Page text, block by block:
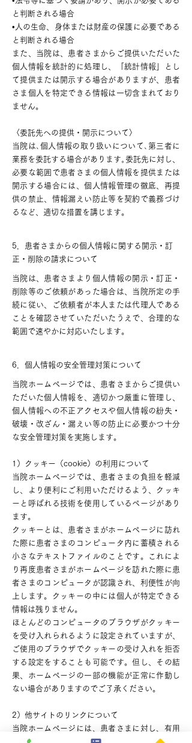
と判断される場合
•人の生命、身体または財産の保護に必要である
と判断される場合
また、当院は、患者さまからご提供いただいた
個人情報を統計的に処理し、「統計情報」とし
て提供または開示する場合がありますが、患者
さま個人を特定できる情報は一切含まれており
ません。
〈委託先への提供・開示について〉
当院は､個人情報の取り扱いについて､第三者に
業務を委託する場合があります｡委託先に対し、
必要な範囲で患者さまの個人情報を提供または
開示する場合には、個人情報管理の徹底、再提
供の禁止、情報漏えい防止等を契約で義務づけ
るなど、適切な措置を講じます。
5．患者さまからの個人情報に関する開示・訂
正・削除の請求について
当院は、患者さまより個人情報の開示・訂正・
削除等のご依頼があった場合は、当院所定の手
続に従い、ご依頼者が本人または代理人である
ことを確認させていただいたうえで、合理的な
範囲で速やかに対応いたします。
6．個人情報の安全管理対策について
当院ホームページでは、患者さまからご提供い
ただいた個人情報を、適切かつ厳重に管理し、
個人情報への不正アクセスや個人情報の紛失・
破壊・改ざん・漏えい等の防止に必要かつ十分
な安全管理対策を実施します。
1）クッキー（cookie）の利用について
当院ホームページでは、患者さまの負担を軽減
し、より便利にご利用いただけるよう、クッキ
ーと呼ばれる技術を使用しているページがあり
ます。
クッキーとは、患者さまがホームページに訪れ
た際に患者さまのコンピュータ内に蓄積される
小さなテキストファイルのことです。これによ
り再度患者さまがホームページを訪れた際に患
者さまのコンピュータが認識され、利便性が向
上します。クッキーの中には個人が特定できる
情報は残りません。
ほとんどのコンピュータのブラウザがクッキー
を受け入れられるように設定されていますが、
ご使用のブラウザでクッキーの受け入れを拒否
する設定をすることも可能です。但し、その結
果、ホームページの一部の機能が正常に作動し
ない場合がありますのでご了承ください。
2）他サイトのリンクについて
当院ホームページには、患者さまに対し、有用